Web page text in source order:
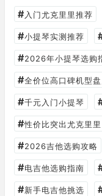
# 入门尤克里里推荐
#小提琴实测推荐
#2026年小提琴选购
#全价位高口碑机型盘
#千元入门小提琴
#性价比突出尤克里里
#2026吉他选购攻略
#电吉他选购指南
#新手电吉他挑选